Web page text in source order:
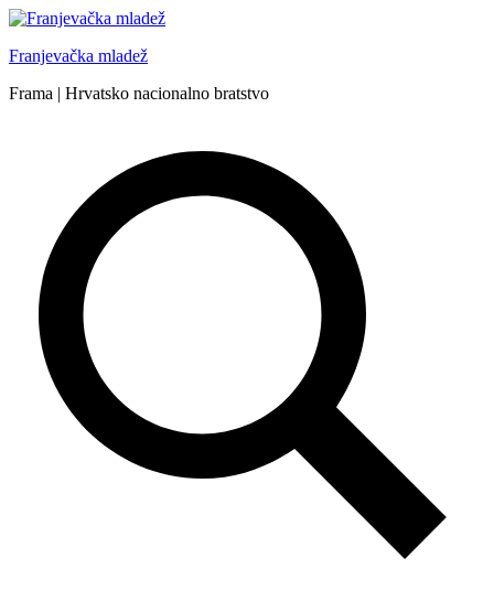
Skip
content
Franjevačka mladež
Frama | Hrvatsko nacionalno bratstvo